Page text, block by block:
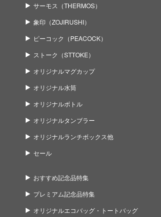
サーモス（THERMOS）
象印（ZOJIRUSHI）
ピーコック（PEACOCK）
ストーク（STTOKE）
オリジナルマグカップ
オリジナル水筒
オリジナルボトル
オリジナルタンブラー
オリジナルランチボックス他
セール
おすすめ記念品特集
プレミアム記念品特集
オリジナルエコバッグ・トートバッグ